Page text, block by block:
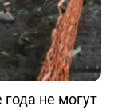
не могут